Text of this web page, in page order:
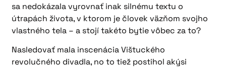
sa nedokázala vyrovnať inak silnému textu o
útrapách života, v ktorom je človek väzňom svojho
vlastného tela – a stojí takéto bytie vôbec za to?
Nasledovať mala inscenácia Vištuckého
revolučného divadla, no to tiež postihol akýsi